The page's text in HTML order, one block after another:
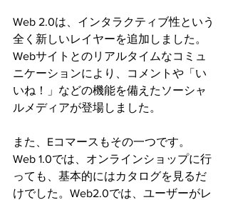
Web 2.0は、インタラクティブ性という
全く新しいレイヤーを追加しました。
Webサイトとのリアルタイムなコミュ
ニケーションにより、コメントや「い
いね！」などの機能を備えたソーシャ
ルメディアが登場しました。
また、Eコマースもその一つです。
Web 1.0では、オンラインショップに行
っても、基本的にはカタログを見るだ
けでした。Web2.0では、ユーザーがレ